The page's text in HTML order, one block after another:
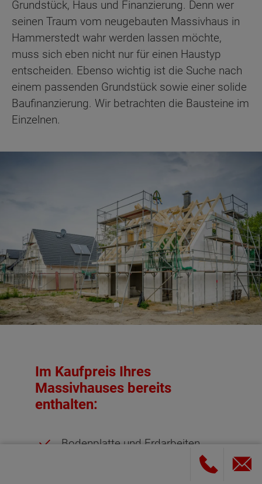
Grundstück, Haus und Finanzierung. Denn wer
seinen Traum vom neugebauten Massivhaus in
Hammerstedt wahr werden lassen möchte,
muss sich eben nicht nur für einen Haustyp
entscheiden. Ebenso wichtig ist die Suche nach
einem passenden Grundstück sowie einer solide
Baufinanzierung. Wir betrachten die Bausteine im
Einzelnen.
Im Kaufpreis Ihres
Massivhauses bereits
enthalten:
Bodenplatte und Erdarbeiten